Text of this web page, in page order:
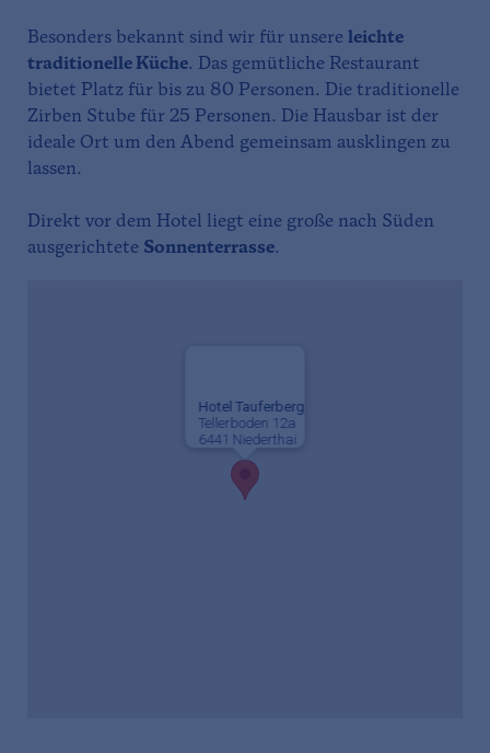
Besonders bekannt sind wir für unsere leichte
traditionelle Küche. Das gemütliche Restaurant
bietet Platz für bis zu 80 Personen. Die traditionelle
Zirben Stube für 25 Personen. Die Hausbar ist der
ideale Ort um den Abend gemeinsam ausklingen zu
lassen.
Direkt vor dem Hotel liegt eine große nach Süden
ausgerichtete Sonnenterrasse.
Hotel Tauferberg
Tellerboden 12a
6441 Niederthai